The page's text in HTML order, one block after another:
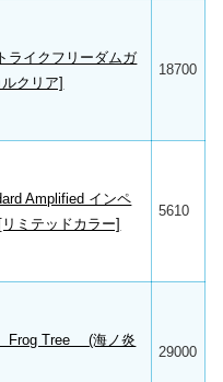
ライクフリーダムガ
クリア]
18700
Amplified インペ
ミテッドカラー]
5610
Frog Tree (海ノ炎
29000